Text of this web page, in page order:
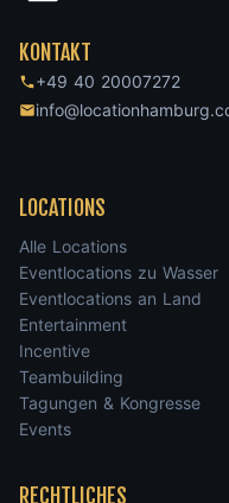
KONTAKT
+49 40 20007272
LOCATIONS
Alle Locations
Eventlocations zu Wasser
Eventlocations an Land
Entertainment
Incentive
Teambuilding
Tagungen & Kongresse
Events
RECHTLICHES